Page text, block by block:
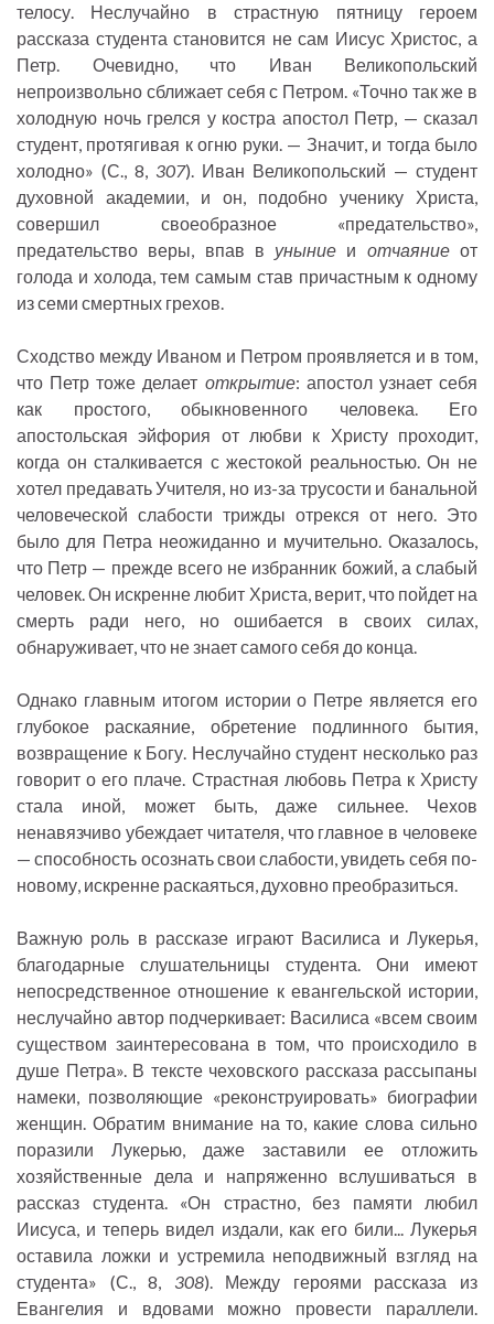
телосу. Неслучайно в страстную пятницу героем
рассказа студента становится не сам Иисус Христос, а
Петр. Очевидно, что Иван Великопольский
непроизвольно сближает себя с Петром. «Точно так же в
холодную ночь грелся у костра апостол Петр, — сказал
студент, протягивая к огню руки. — Значит, и тогда было
холодно» (С., 8, 307). Иван Великопольский — студент
духовной академии, и он, подобно ученику Христа,
совершил своеобразное «предательство»,
предательство веры, впав в уныние и отчаяниеот
голода и холода, тем самым став причастным к одному
из семи смертных грехов.
Сходство между Иваном и Петром проявляется и в том,
что Петр тоже делает открытие: апостол узнает себя
как простого, обыкновенного человека. Его
апостольская эйфория от любви к Христу проходит,
когда он сталкивается с жестокой реальностью. Он не
хотел предавать Учителя, но из-за трусости и банальной
человеческой слабости трижды отрекся от него. Это
было для Петра неожиданно и мучительно. Оказалось,
что Петр — прежде всего не избранник божий, а слабый
человек. Он искренне любит Христа, верит, что пойдет на
смерть ради него, но ошибается в своих силах,
обнаруживает, что не знает самого себя до конца.
Однако главным итогом истории о Петре является его
глубокое раскаяние, обретение подлинного бытия,
возвращение к Богу. Неслучайно студент несколько раз
говорит о его плаче. Страстная любовь Петра к Христу
стала иной, может быть, даже сильнее. Чехов
ненавязчиво убеждает читателя, что главное в человеке
— способность осознать свои слабости, увидеть себя по-
новому, искренне раскаяться, духовно преобразиться.
Важную роль в рассказе играют Василиса и Лукерья,
благодарные слушательницы студента. Они имеют
непосредственное отношение к евангельской истории,
неслучайно автор подчеркивает: Василиса «всем своим
существом заинтересована в том, что происходило в
душе Петра». В тексте чеховского рассказа рассыпаны
намеки, позволяющие «реконструировать» биографии
женщин. Обратим внимание на то, какие слова сильно
поразили Лукерью, даже заставили ее отложить
хозяйственные дела и напряженно вслушиваться в
рассказ студента. «Он страстно, без памяти любил
Иисуса, и теперь видел издали, как его били... Лукерья
оставила ложки и устремила неподвижный взгляд на
студента» (С., 8, 308). Между героями рассказа из
Евангелия и вдовами можно провести параллели.